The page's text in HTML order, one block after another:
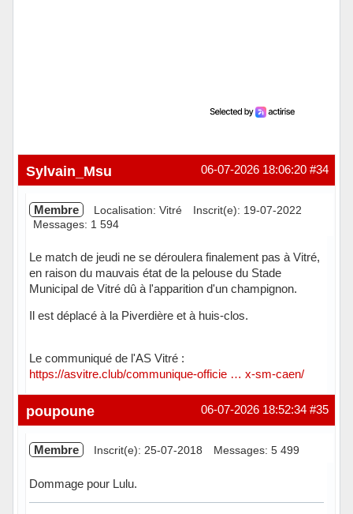
#34
06-07-2026 18:06:20
Sylvain_Msu
Membre Localisation: Vitré
Inscrit(e): 19-07-2022
Messages: 1 594
Le match de jeudi ne se déroulera finalement pas à Vitré,
en raison du mauvais état de la pelouse du Stade
Municipal de Vitré dû à l'apparition d'un champignon.
Il est déplacé à la Piverdière et à huis-clos.
Le communiqué de l'AS Vitré :
https://asvitre.club/communique-officie … x-sm-caen/
Hors ligne #35
06-07-2026 18:52:34
poupoune
Membre Inscrit(e): 25-07-2018 Messages: 5 499
Dommage pour Lulu.